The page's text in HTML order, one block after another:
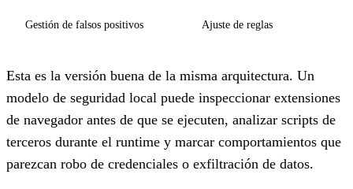
Gestión de falsos positivos Ajuste de reglas
Esta es la versión buena de la misma arquitectura. Un
modelo de seguridad local puede inspeccionar extensiones
de navegador antes de que se ejecuten, analizar scripts de
terceros durante el runtime y marcar comportamientos que
parezcan robo de credenciales o exfiltración de datos.